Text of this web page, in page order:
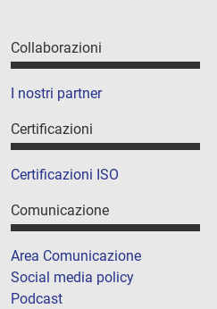
Collaborazioni
I nostri partner
Certificazioni
Certificazioni ISO
Comunicazione
Area Comunicazione
Social media policy
Podcast